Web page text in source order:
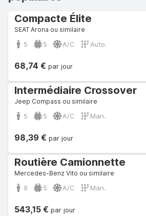
Compacte Élite
SEAT Arona ou similaire
5 5 A/C Auto.
68,74 € par jour
Intermédiaire Crossover
Jeep Compass ou similaire
5 5 A/C Man.
98,39 € par jour
Routière Camionnette
Mercedes-Benz Vito ou similaire
9 5 A/C Man.
543,15 € par jour